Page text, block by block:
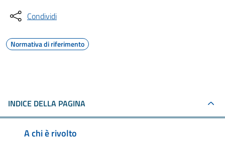
Condividi
Normativa di riferimento
INDICE DELLA PAGINA
A chi è rivolto